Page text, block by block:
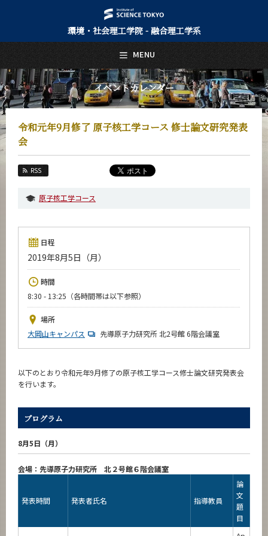
環境・社会理工学院 - 融合理工学系
イベントカレンダー
令和元年9月修了 原子核工学コース 修士論文研究発表
会
RSS
原子核工学コース
日程
2019年8月5日（月）
時間
8:30 - 13:25（各時間帯は以下参照）
場所
大岡山キャンパス
先導原子力研究所 北2号館 6階会議室
以下のとおり令和元年9月修了の原子核工学コース修士論文研究発表会
を行います。
プログラム
8月5日（月）
会場：先導原子力研究所 北２号館６階会議室
発表時間 発表者氏名 指導教員
論
文
題
目
MENU
日本語 English
トップページ
Top Page
融合理工学系について
About Us
教育
教員・研究室
Faculty and Laboratories
未来
Admissions
融合理工学系 News
News
イベントカレンダー
Event Calendar
今後のイベント
年別アーカイブ